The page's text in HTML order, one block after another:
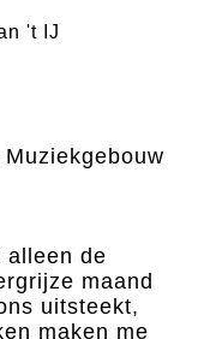
't IJ
alleen de
maand
uitsteekt,
maken me